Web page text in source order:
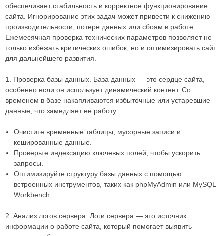
обеспечивает стабильность и корректное функционирование
сайта. Игнорирование этих задач может привести к снижению
производительности, потере данных или сбоям в работе.
Ежемесячная проверка технических параметров позволяет не
только избежать критических ошибок, но и оптимизировать сайт
для дальнейшего развития.
1. Проверка базы данных. База данных — это сердце сайта,
особенно если он использует динамический контент. Со
временем в базе накапливаются избыточные или устаревшие
данные, что замедляет ее работу.
Очистите временные таблицы, мусорные записи и
кешированные данные.
Проверьте индексацию ключевых полей, чтобы ускорить
запросы.
Оптимизируйте структуру базы данных с помощью
встроенных инструментов, таких как phpMyAdmin или MySQL
Workbench.
2. Анализ логов сервера. Логи сервера — это источник
информации о работе сайта, который помогает выявить